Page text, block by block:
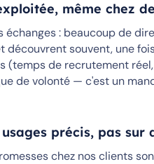
même chez
: beaucoup de
souvent, une
(temps de recrutement
de volonté — c'est un
précis, pas sur
chez nos clients